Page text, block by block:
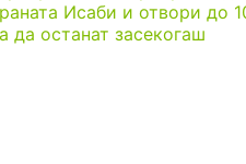
Исаби и отвори до
да останат засекогаш